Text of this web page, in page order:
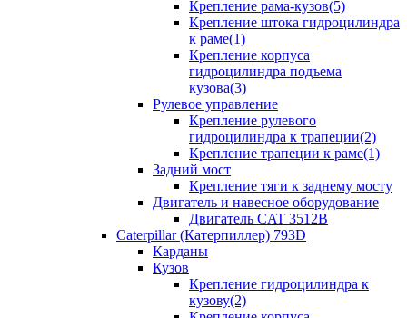
Крепление рама-кузов(5)
Крепление штока гидроцилиндра
к раме(1)
Крепление корпуса
гидроцилиндра подъема
кузова(3)
Рулевое управление
Крепление рулевого
гидроцилиндра к трапеции(2)
Крепление трапеции к раме(1)
Задний мост
Крепление тяги к заднему мосту
Двигатель и навесное оборудование
Двигатель CAT 3512B
Caterpillar (Катерпиллер) 793D
Карданы
Кузов
Крепление гидроцилиндра к
кузову(2)